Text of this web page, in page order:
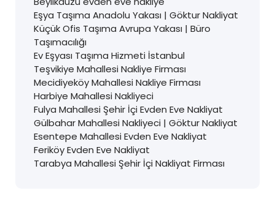
Eşya Taşıma Anadolu Yakası | Göktur Nakliyat
Küçük Ofis Taşıma Avrupa Yakası | Büro
Taşımacılığı
Ev Eşyası Taşıma Hizmeti İstanbul
Teşvikiye Mahallesi Nakliye Firması
Mecidiyeköy Mahallesi Nakliye Firması
Harbiye Mahallesi Nakliyeci
Fulya Mahallesi Şehir İçi Evden Eve Nakliyat
Gülbahar Mahallesi Nakliyeci | Göktur Nakliyat
Esentepe Mahallesi Evden Eve Nakliyat
Feriköy Evden Eve Nakliyat
Tarabya Mahallesi Şehir İçi Nakliyat Firması